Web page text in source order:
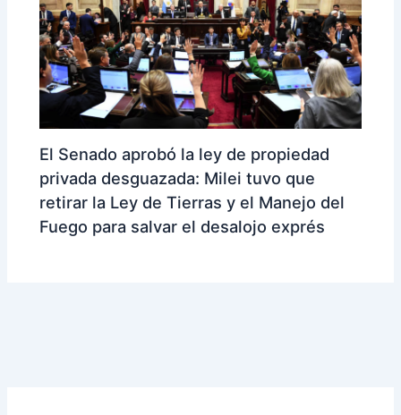
El Senado aprobó la ley de propiedad
privada desguazada: Milei tuvo que
retirar la Ley de Tierras y el Manejo del
Fuego para salvar el desalojo exprés